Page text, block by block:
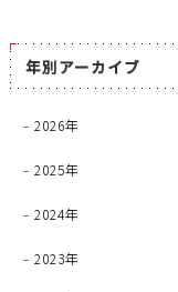
年別アーカイブ
2026年
2025年
2024年
2023年